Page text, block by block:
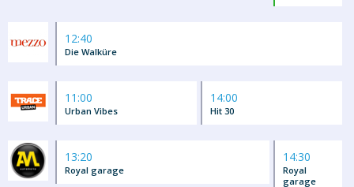
12:40
Die Walküre
11:00
Urban Vibes
14:00
Hit 30
13:20
Royal garage
14:30
Royal
garage